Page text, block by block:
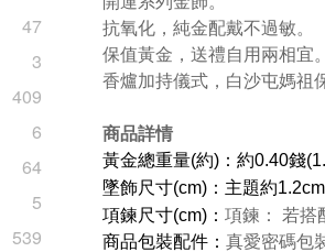
47
3
409
6
64
5
539
抗氧化，純金配戴不過敏。
保值黃金，送禮自用兩相宜。
香爐加持儀式，白沙屯媽祖
商品詳情
黃金總重量(約)：約0.40錢
墜飾尺寸(cm)：主題約1.2cm
項鍊尺寸(cm)： 項鍊： 若搭
商品包裝配件： 真愛密碼包